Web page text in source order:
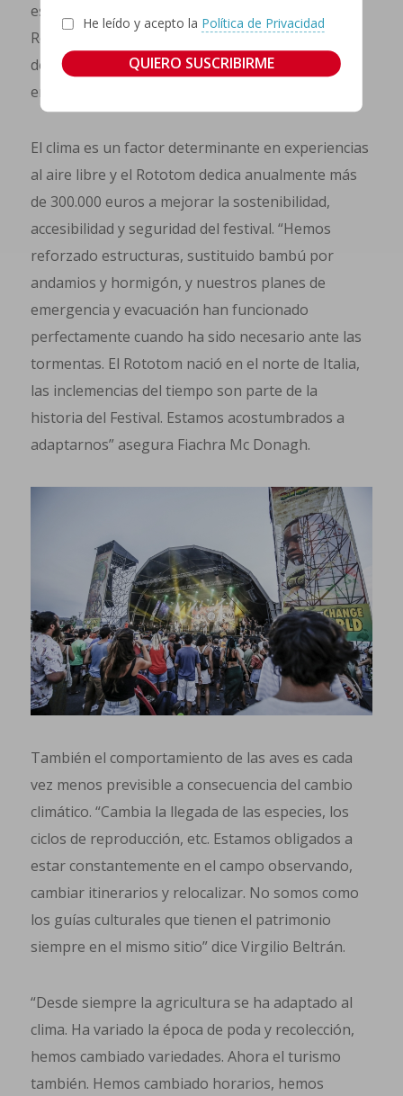
He leído y acepto la Política de Privacidad
estación meteorológica en el recinto del Festival
Rototom para tener información directa, además
de estar en contacto con todos los servicios de
emergencias”.
El clima es un factor determinante en experiencias
al aire libre y el Rototom dedica anualmente más
de 300.000 euros a mejorar la sostenibilidad,
accesibilidad y seguridad del festival. “Hemos
reforzado estructuras, sustituido bambú por
andamios y hormigón, y nuestros planes de
emergencia y evacuación han funcionado
perfectamente cuando ha sido necesario ante las
tormentas. El Rototom nació en el norte de Italia,
las inclemencias del tiempo son parte de la
historia del Festival. Estamos acostumbrados a
adaptarnos” asegura Fiachra Mc Donagh.
También el comportamiento de las aves es cada
vez menos previsible a consecuencia del cambio
climático. “Cambia la llegada de las especies, los
ciclos de reproducción, etc. Estamos obligados a
estar constantemente en el campo observando,
cambiar itinerarios y relocalizar. No somos como
los guías culturales que tienen el patrimonio
siempre en el mismo sitio” dice Virgilio Beltrán.
“Desde siempre la agricultura se ha adaptado al
clima. Ha variado la época de poda y recolección,
hemos cambiado variedades. Ahora el turismo
también. Hemos cambiado horarios, hemos